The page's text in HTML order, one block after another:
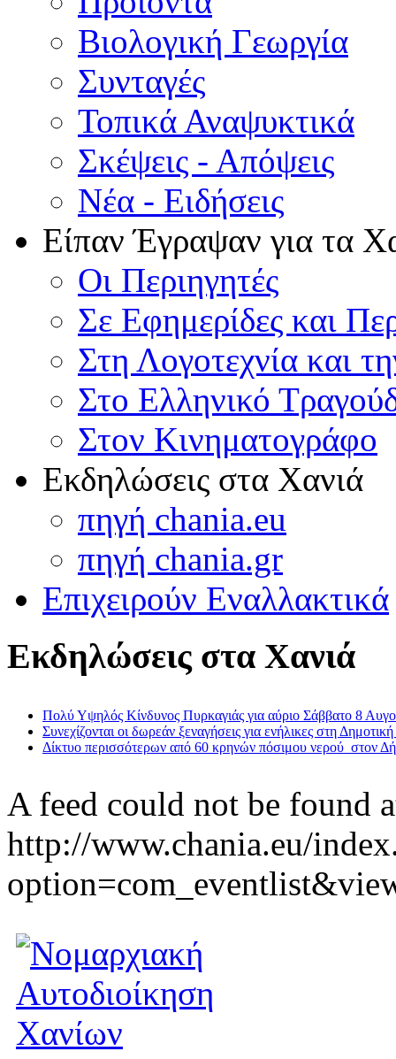
Βιολογική Γεωργία
Συνταγές
Τοπικά Αναψυκτικά
Σκέψεις - Απόψεις
Νέα - Ειδήσεις
Είπαν Έγραψαν για τα
Οι Περιηγητές
Σε Εφημερίδες και
Στη Λογοτεχνία και
Στο Ελληνικό
Στον Κινηματογράφο
Εκδηλώσεις στα Χανιά
πηγή chania.eu
πηγή chania.gr
Επιχειρούν Εναλλακτικά
Εκδηλώσεις στα Χανιά
Πολύ Υψηλός Κίνδυνος Πυρκαγιάς για αύριο Σάββατο 8
Συνεχίζονται οι δωρεάν ξεναγήσεις για ενήλικες στη
Δίκτυο περισσότερων από 60 κρηνών πόσιμου νερού στον
A feed could not be found
http://www.chania.eu/